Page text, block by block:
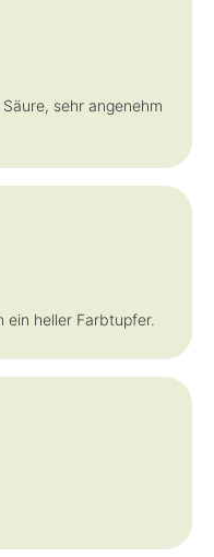
sehr angenehm
ein heller Farbtupfer.